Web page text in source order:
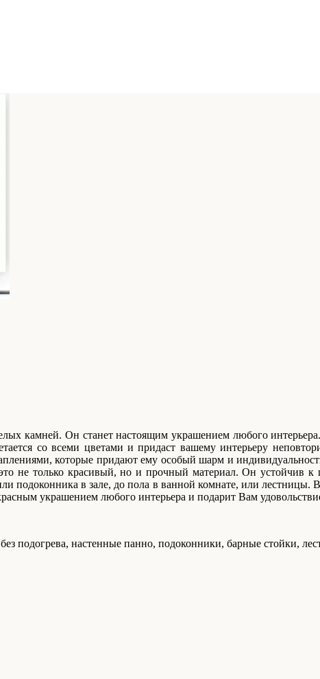
камней. Он станет настоящим украшением любого
со всеми цветами и придаст вашему интерьеру
которые придают ему особый шарм и
не только красивый, но и прочный материал. Он устойчив
подоконника в зале, до пола в ванной комнате, или лестницы.
украшением любого интерьера и подарит Вам
подогрева, настенные панно, подоконники, барные стойки,